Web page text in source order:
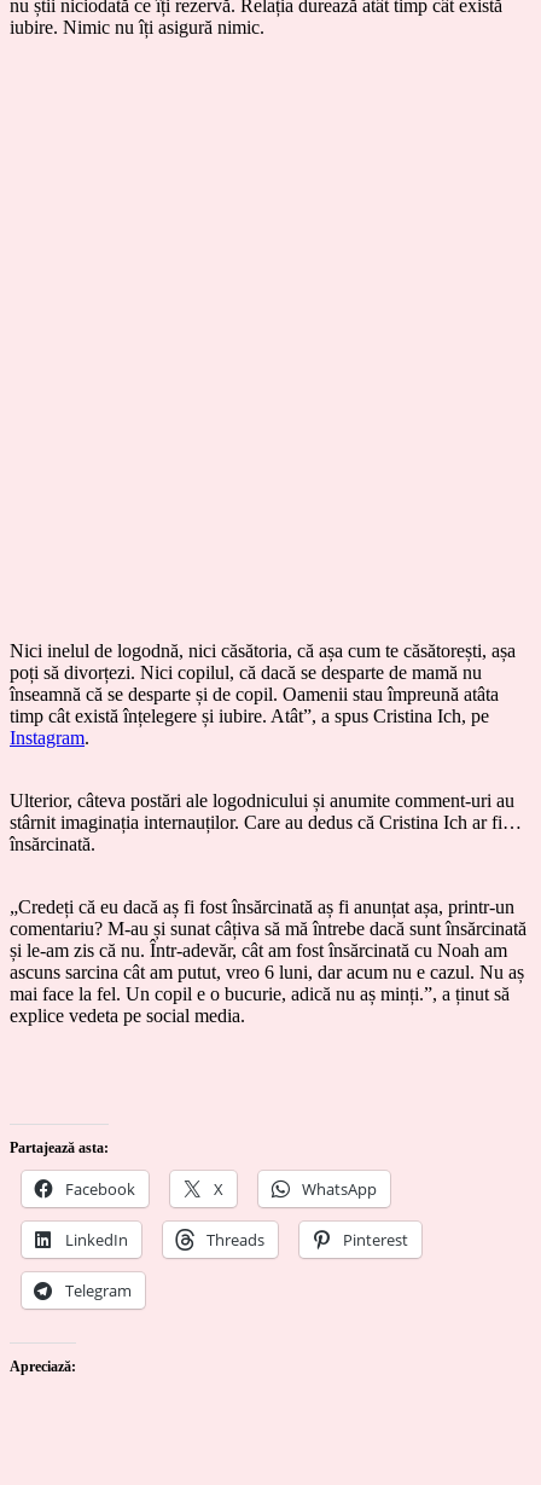
nu știi niciodată ce îți rezervă. Relația durează atât timp cât există
iubire. Nimic nu îți asigură nimic.
Nici inelul de logodnă, nici căsătoria, că așa cum te căsătorești, așa
poți să divorțezi. Nici copilul, că dacă se desparte de mamă nu
înseamnă că se desparte și de copil. Oamenii stau împreună atâta
timp cât există înțelegere și iubire. Atât”, a spus Cristina Ich, pe
Instagram.
Ulterior, câteva postări ale logodnicului și anumite comment-uri au
stârnit imaginația internauților. Care au dedus că Cristina Ich ar fi…
însărcinată.
„Credeți că eu dacă aș fi fost însărcinată aș fi anunțat așa, printr-un
comentariu? M-au și sunat câțiva să mă întrebe dacă sunt însărcinată
și le-am zis că nu. Într-adevăr, cât am fost însărcinată cu Noah am
ascuns sarcina cât am putut, vreo 6 luni, dar acum nu e cazul. Nu aș
mai face la fel. Un copil e o bucurie, adică nu aș minți.”, a ținut să
explice vedeta pe social media.
Partajează asta:
Facebook X WhatsApp
LinkedIn Threads Pinterest
Telegram
Apreciază: